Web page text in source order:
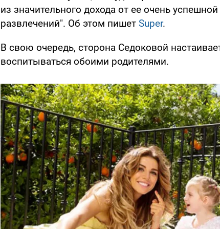
из значительного дохода от ее очень
развлечений". Об этом пишет Super.
В свою очередь, сторона Седоковой
воспитываться обоими родителями.